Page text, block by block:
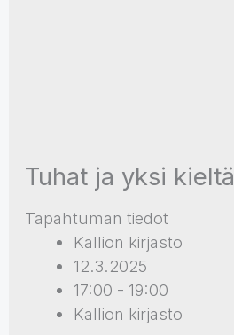
Tuhat ja yksi kieltä
Tapahtuman tiedot
Kallion kirjasto
12.3.2025
17:00 - 19:00
Kallion kirjasto